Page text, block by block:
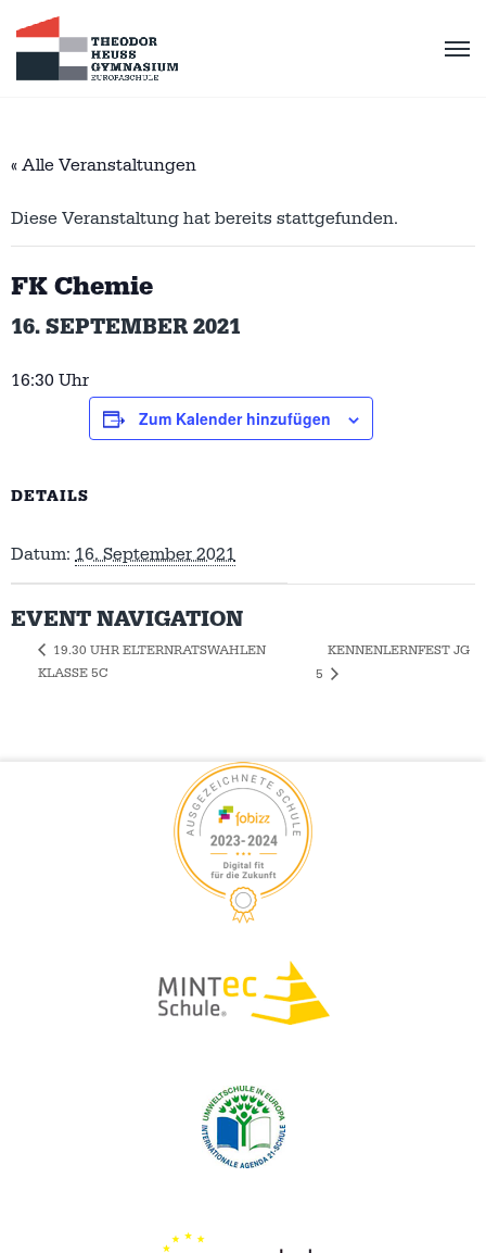
« Alle Veranstaltungen
Diese Veranstaltung hat bereits stattgefunden.
FK Chemie
16. SEPTEMBER 2021
16:30 Uhr
Zum Kalender hinzufügen
DETAILS
Datum: 16. September 2021
EVENT NAVIGATION
19.30 UHR ELTERNRATSWAHLEN
KLASSE 5C
KENNENLERNFEST JG
5